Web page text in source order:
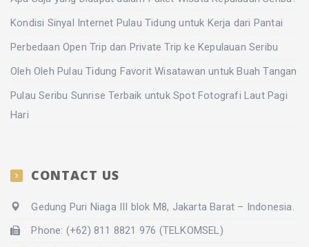
Kondisi Sinyal Internet Pulau Tidung untuk Kerja dari Pantai
Perbedaan Open Trip dan Private Trip ke Kepulauan Seribu
Oleh Oleh Pulau Tidung Favorit Wisatawan untuk Buah Tangan
Pulau Seribu Sunrise Terbaik untuk Spot Fotografi Laut Pagi
Hari
CONTACT US
Gedung Puri Niaga III blok M8, Jakarta Barat – Indonesia.
Phone: (+62) 811 8821 976 (TELKOMSEL)